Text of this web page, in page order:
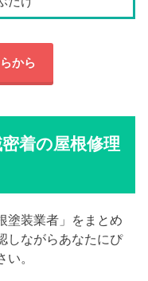
から
着の屋根修理
塗装業者」をまとめ
しながらあなたにぴ
。